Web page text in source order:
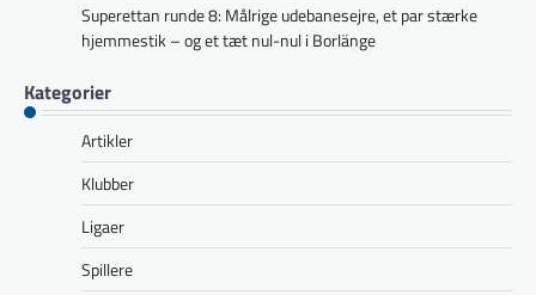
Superettan runde 8: Målrige udebanesejre, et par stærke
hjemmestik – og et tæt nul-nul i Borlänge
Kategorier
Artikler
Klubber
Ligaer
Spillere